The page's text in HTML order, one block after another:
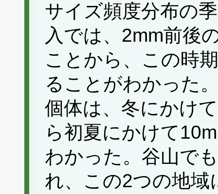
サイズ頻度分布の
入では、2mm前後
ことから、この時
ることがわかった
個体は、冬にかけ
ら初夏にかけて
わかった。谷山で
れ、この2つの地